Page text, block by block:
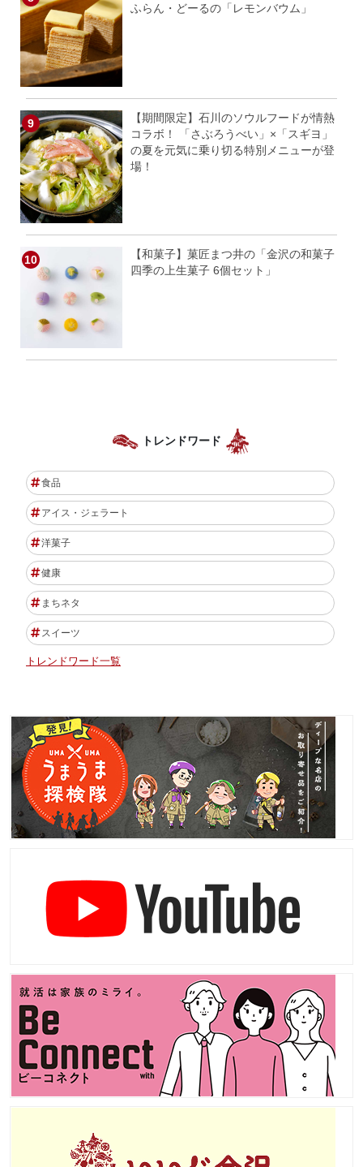
ふらん・どーるの「レモンバウム」
【期間限定】石川のソウルフードが情熱
コラボ！ 「さぶろうべい」×「スギヨ」
の夏を元気に乗り切る特別メニューが登
場！
【和菓子】菓匠まつ井の「金沢の和菓子
四季の上生菓子 6個セット」
トレンドワード
食品
アイス・ジェラート
洋菓子
健康
まちネタ
スイーツ
トレンドワード一覧